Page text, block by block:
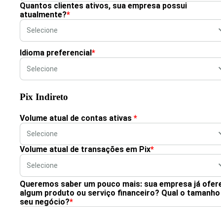
Quantos clientes ativos, sua empresa possui
atualmente?*
Idioma preferencial *
Pix Indireto
Volume atual de contas ativas *
Volume atual de transações em Pix*
Queremos saber um pouco mais: sua empresa já
algum produto ou serviço financeiro? Qual o
seu negócio?*